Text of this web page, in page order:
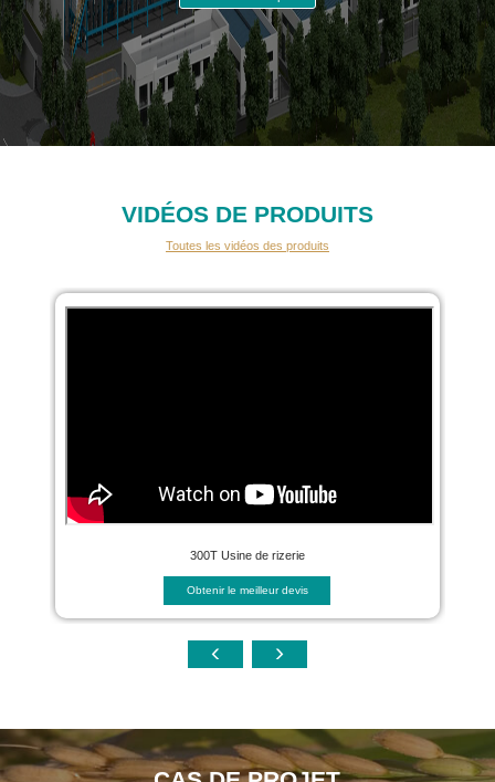
VIDÉOS DE PRODUITS
Toutes les vidéos des produits
300T Usine de rizerie
Obtenir le meilleur devis